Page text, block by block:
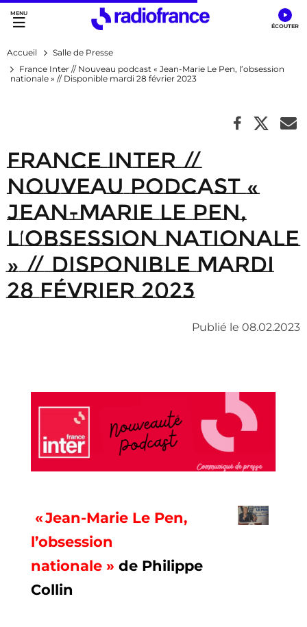
Accès direct :
Menu principal
Contenu
Accueil
Salle de Presse
France Inter // Nouveau podcast « Jean-Marie Le Pen, l’obsession
nationale » // Disponible mardi 28 février 2023
France Inter //
Nouveau podcast «
Jean-Marie Le Pen,
l’obsession nationale
» // Disponible mardi
28 février 2023
Publié le 08.02.2023
« Jean-Marie Le Pen,
l’obsession
nationale » de Philippe
Collin